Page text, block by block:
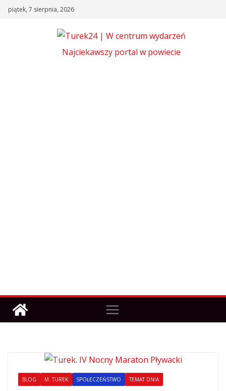
Skippiątek, 7 sierpnia, 2026
Najciekawszy portal w powiecie
BLOG M. TUREK SPOŁECZEŃSTWO TEMAT DNIA